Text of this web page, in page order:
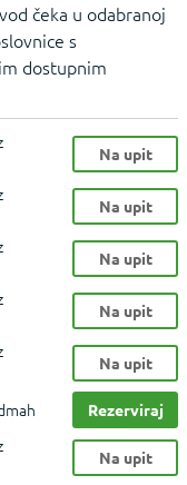
čeka u odabranoj
s
dostupnim
Na upit
Na upit
Na upit
Na upit
Na upit
Rezerviraj
Na upit